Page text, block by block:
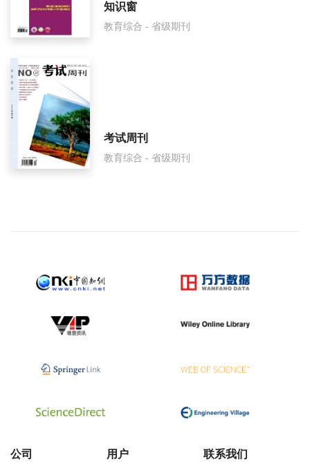
知识窗
教育综合 - 省级期刊
考试周刊
教育综合 - 省级期刊
公司 用户 联系我们